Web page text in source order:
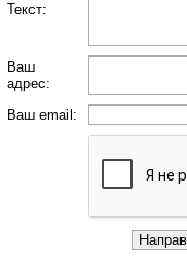
Текст:
Ваш
адрес:
Ваш email: